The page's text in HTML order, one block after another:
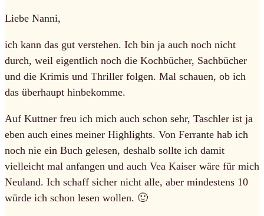
Liebe Nanni,
ich kann das gut verstehen. Ich bin ja auch noch nicht
durch, weil eigentlich noch die Kochbücher, Sachbücher
und die Krimis und Thriller folgen. Mal schauen, ob ich
das überhaupt hinbekomme.
Auf Kuttner freu ich mich auch schon sehr, Taschler ist ja
eben auch eines meiner Highlights. Von Ferrante hab ich
noch nie ein Buch gelesen, deshalb sollte ich damit
vielleicht mal anfangen und auch Vea Kaiser wäre für mich
Neuland. Ich schaff sicher nicht alle, aber mindestens 10
würde ich schon lesen wollen. 🙂